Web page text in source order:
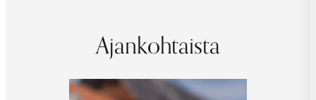
Ajankohtaista